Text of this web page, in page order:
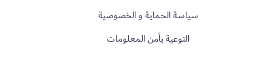
سياسة الحماية و الخصوصية
التوعية بأمن المعلومات